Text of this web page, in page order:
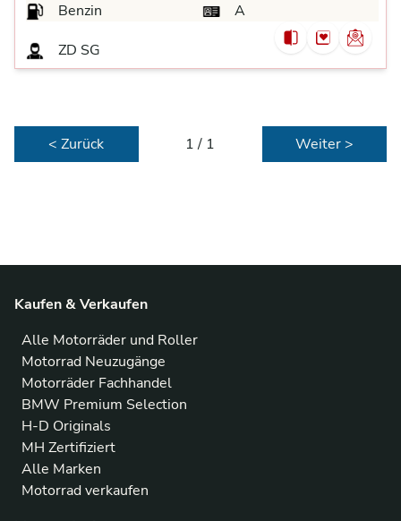
Benzin
A
ZD SG
< Zurück 1 / 1 Weiter >
Kaufen & Verkaufen
Alle Motorräder und Roller
Motorrad Neuzugänge
Motorräder Fachhandel
BMW Premium Selection
H-D Originals
MH Zertifiziert
Alle Marken
Motorrad verkaufen